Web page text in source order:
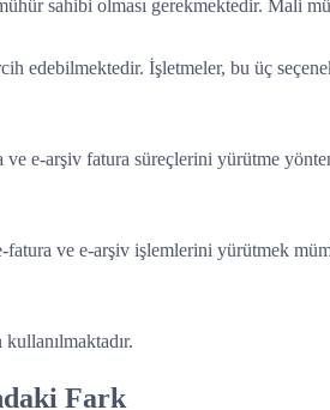
sahibi olması gerekmektedir. Mali
edebilmektedir. İşletmeler, bu üç
e-arşiv fatura süreçlerini yürütme
fatura ve e-arşiv işlemlerini yürütmek
Fark